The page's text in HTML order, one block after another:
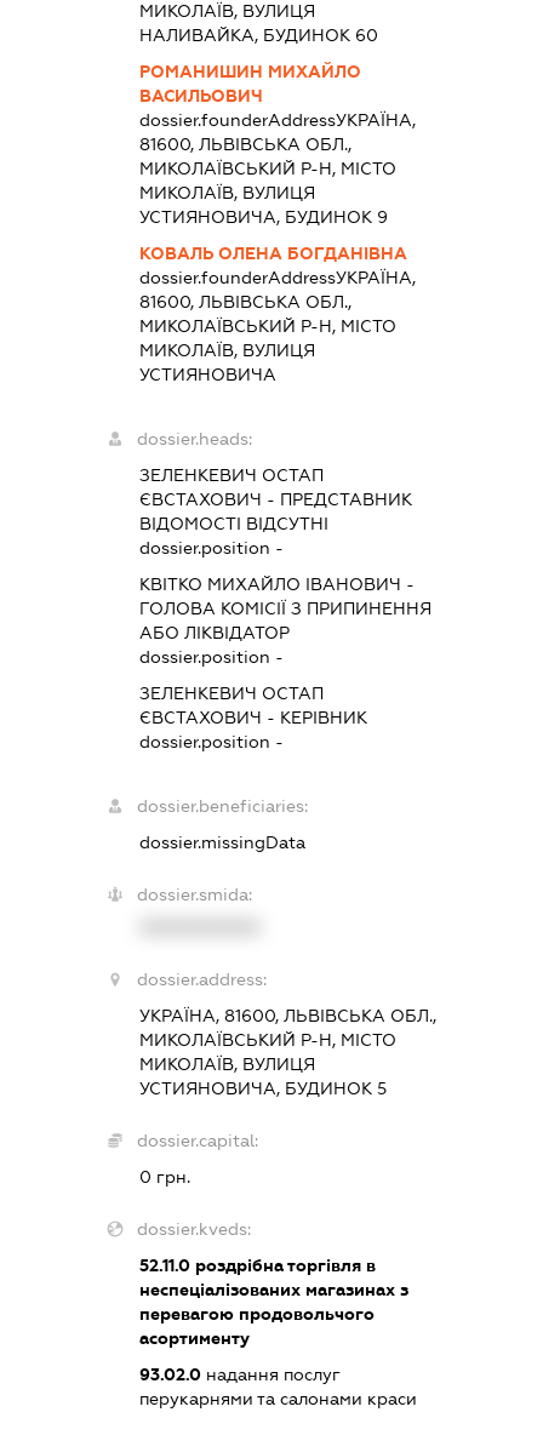
МИКОЛАЇВ, ВУЛИЦЯ
НАЛИВАЙКА, БУДИНОК 60
РОМАНИШИН МИХАЙЛО
ВАСИЛЬОВИЧ
dossier.founderAddressУКРАЇНА,
81600, ЛЬВІВСЬКА ОБЛ.,
МИКОЛАЇВСЬКИЙ Р-Н, МІСТО
МИКОЛАЇВ, ВУЛИЦЯ
УСТИЯНОВИЧА, БУДИНОК 9
КОВАЛЬ ОЛЕНА БОГДАНІВНА
dossier.founderAddressУКРАЇНА,
81600, ЛЬВІВСЬКА ОБЛ.,
МИКОЛАЇВСЬКИЙ Р-Н, МІСТО
МИКОЛАЇВ, ВУЛИЦЯ
УСТИЯНОВИЧА
dossier.heads:
ЗЕЛЕНКЕВИЧ ОСТАП
ЄВСТАХОВИЧ - ПРЕДСТАВНИК
ВІДОМОСТІ ВІДСУТНІ
dossier.position -
КВІТКО МИХАЙЛО ІВАНОВИЧ -
ГОЛОВА КОМІСІЇ З ПРИПИНЕННЯ
АБО ЛІКВІДАТОР
dossier.position -
ЗЕЛЕНКЕВИЧ ОСТАП
ЄВСТАХОВИЧ - КЕРІВНИК
dossier.position -
dossier.beneficiaries:
dossier.missingData
dossier.smida:
dossier.address:
УКРАЇНА, 81600, ЛЬВІВСЬКА ОБЛ.,
МИКОЛАЇВСЬКИЙ Р-Н, МІСТО
МИКОЛАЇВ, ВУЛИЦЯ
УСТИЯНОВИЧА, БУДИНОК 5
dossier.capital:
0 грн.
dossier.kveds:
52.11.0 роздрібна торгівля в
неспеціалізованих магазинах з
перевагою продовольчого
асортименту
93.02.0 надання послуг
перукарнями та салонами краси